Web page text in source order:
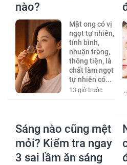
nào?
Mật ong có vị
ngọt tự nhiên,
tính bình,
nhuận tràng,
thông tiện, là
chất làm ngọt
tự nhiên có...
13 giờ trước
Sáng nào cũng mệt
mỏi? Kiểm tra ngay
3 sai lầm ăn sáng